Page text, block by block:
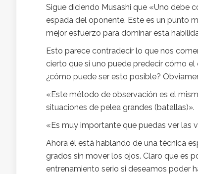
Sigue diciendo Musashi que «Uno debe
espada del oponente. Este es un punto
mejor esfuerzo para dominar esta
Esto parece contradecir lo que nos
cierto que si uno puede predecir cómo
¿cómo puede ser esto posible?
«Este método de observación es el
situaciones de pelea grandes (batallas)».
«Es muy importante que puedas ver las
Ahora él está hablando de una técnica
grados sin mover los ojos. Claro que es
entrenamiento serio si deseamos poder